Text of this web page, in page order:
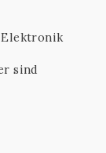
Elektronik
sind